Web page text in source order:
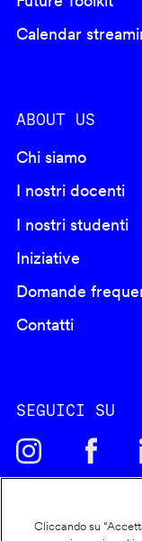
Calendar
ABOUT US
Chi siamo
I nostri docenti
I nostri studenti
Iniziative
Domande
Contatti
SEGUICI SU
Cliccando su